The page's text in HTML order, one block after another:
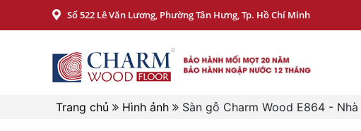
Số 522 Lê Văn Lương, Phường Tân Hưng, Tp. Hồ Chí Minh
Trang chủ Hình ảnh Sàn gỗ Charm Wood E864 - Nhà